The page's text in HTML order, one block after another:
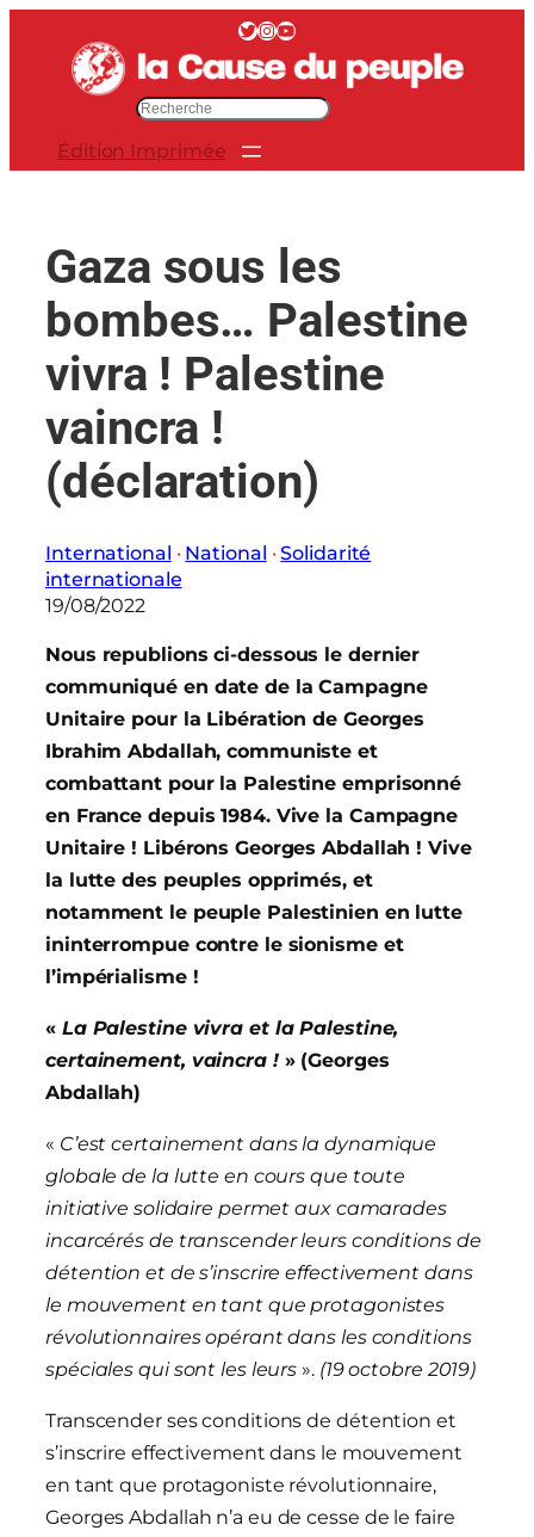
contenu
Twitter InstagramYouTube
c
e
r
Édition Imprimée
Gaza sous les
bombes… Palestine
vivra ! Palestine
vaincra !
(déclaration)
International · National · Solidarité
internationale
19/08/2022
Nous republions ci-dessous le dernier
communiqué en date de la Campagne
Unitaire pour la Libération de Georges
Ibrahim Abdallah, communiste et
combattant pour la Palestine emprisonné
en France depuis 1984. Vive la Campagne
Unitaire ! Libérons Georges Abdallah ! Vive
la lutte des peuples opprimés, et
notamment le peuple Palestinien en lutte
ininterrompue contre le sionisme et
l’impérialisme !
« La Palestine vivra et la Palestine,
certainement, vaincra !» (Georges
Abdallah)
« C’est certainement dans la dynamique
globale de la lutte en cours que toute
initiative solidaire permet aux camarades
incarcérés de transcender leurs conditions de
détention et de s’inscrire effectivement dans
le mouvement en tant que protagonistes
révolutionnaires opérant dans les conditions
spéciales qui sont les leurs ». (19 octobre 2019)
Transcender ses conditions de détention et
s’inscrire effectivement dans le mouvement
en tant que protagoniste révolutionnaire,
Georges Abdallah n’a eu de cesse de le faire